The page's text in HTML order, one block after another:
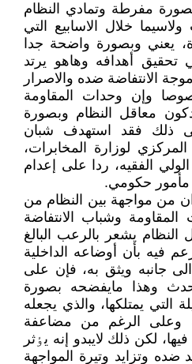
مفرطة وتمادي النظام
خلال الاسابيع التي
يعني وبصورة واضحة جدا
أهدافه وهاهو يرتد
الانتفاضة ضده والاصرار
وإن وحدات المقاومة
معاقل النظام وبصورة
ذلك فقد استهدف شبان
لوزارة المخابرات،
الفقيه، ردا على إعدام
مأمور حكومي.
من مواجهة بين النظام من
وشباب الانتفاضة
يشعر بالرعب البالغ
فيه بأن أوضاعه الداخلية
جانبه ويثق به، فإن على
وهذا مايفضحه بصورة
التي يمتلکها، والذي يجعله
وعلى الرغم من مضاعفة
لکن ذلك لايبدو إنه يٶثر
وتزايد وتيرة المواجهة